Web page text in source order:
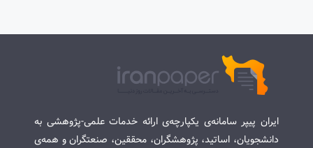
ایران پیپر سامانه‌ی یکپارچه‌ی ارائه خدمات علمی-پژوهشی به
دانشجویان، اساتید، پژوهشگران، محققین، صنعتگران و همه‌ی